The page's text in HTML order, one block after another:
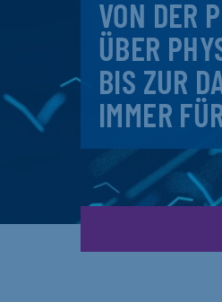
VON DER
ÜBER
BIS ZUR
IMMER